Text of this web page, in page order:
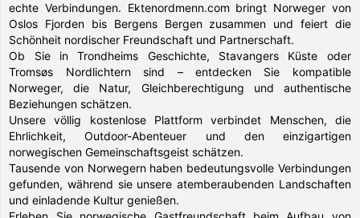
echte Verbindungen. Ektenordmenn.com bringt Norweger von
Oslos Fjorden bis Bergens Bergen zusammen und feiert die
Schönheit nordischer Freundschaft und Partnerschaft.
Ob Sie in Trondheims Geschichte, Stavangers Küste oder
Tromsøs Nordlichtern sind – entdecken Sie kompatible
Norweger, die Natur, Gleichberechtigung und authentische
Beziehungen schätzen.
Unsere völlig kostenlose Plattform verbindet Menschen, die
Ehrlichkeit, Outdoor-Abenteuer und den einzigartigen
norwegischen Gemeinschaftsgeist schätzen.
Tausende von Norwegern haben bedeutungsvolle Verbindungen
gefunden, während sie unsere atemberaubenden Landschaften
und einladende Kultur genießen.